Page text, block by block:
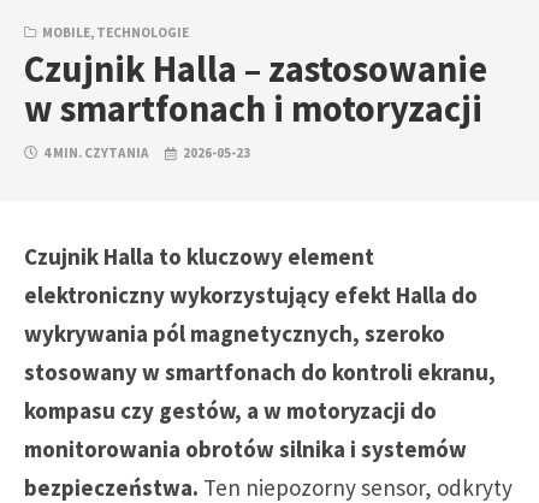
MOBILE, TECHNOLOGIE
Czujnik Halla – zastosowanie
w smartfonach i motoryzacji
4 MIN. CZYTANIA 2026-05-23
Czujnik Halla to kluczowy element
elektroniczny wykorzystujący efekt Halla do
wykrywania pól magnetycznych, szeroko
stosowany w smartfonach do kontroli ekranu,
kompasu czy gestów, a w motoryzacji do
monitorowania obrotów silnika i systemów
bezpieczeństwa. Ten niepozorny sensor, odkryty